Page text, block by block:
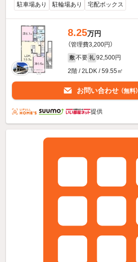
駐車場あり 駐輪場あり 宅配ボックス
8.25万円
（管理費3,200円）
敷 不要 礼 92,500円
2階 / 2LDK / 59.55㎡
お問い合わせ （無料）
提供